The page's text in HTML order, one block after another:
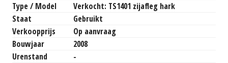
Type / Model
Verkocht: TS1401 zijafleg hark
Staat
Gebruikt
Verkoopprijs
Op aanvraag
Bouwjaar
2008
Urenstand
-